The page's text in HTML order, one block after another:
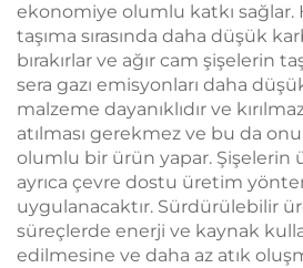
ekonomiye olumlu katkı sağlar.
taşıma sırasında daha düşük
bırakırlar ve ağır cam şişelerin
sera gazı emisyonları daha
malzeme dayanıklıdır ve
atılması gerekmez ve bu da onu
olumlu bir ürün yapar. Şişelerin
ayrıca çevre dostu üretim
uygulanacaktır. Sürdürülebilir
süreçlerde enerji ve kaynak
edilmesine ve daha az atık